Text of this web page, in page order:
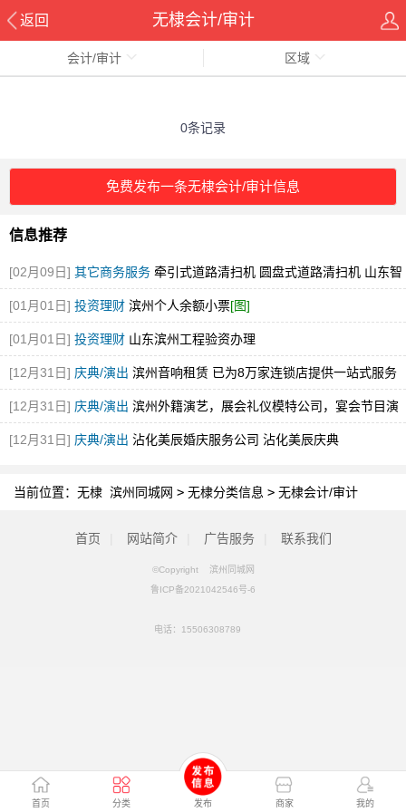
返回 无棣会计/审计
首页 分类 发布 商家 我的
会计/审计 区域
0条记录
免费发布一条无棣会计/审计信息
信息推荐
[02月09日] 其它商务服务 牵引式道路清扫机 圆盘式道路清扫机 山东智
行环卫 厂家直销[图]
[01月01日] 投资理财 滨州个人余额小票[图]
[01月01日] 投资理财 山东滨州工程验资办理
[12月31日] 庆典/演出 滨州音响租赁 已为8万家连锁店提供一站式服务
[图]
[12月31日] 庆典/演出 滨州外籍演艺，展会礼仪模特公司，宴会节目演
出，舞蹈
[12月31日] 庆典/演出 沾化美辰婚庆服务公司 沾化美辰庆典
当前位置： 无棣 滨州同城网 > 无棣分类信息 > 无棣会计/审计
首页 网站简介 广告服务 联系我们
©Copyright 滨州同城网
鲁ICP备2021042546号-6
电话： 15506308789